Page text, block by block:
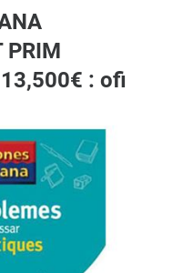
PRIM
: ofi